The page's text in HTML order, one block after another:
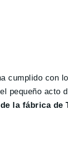
cumplido con
pequeño acto
la fábrica de